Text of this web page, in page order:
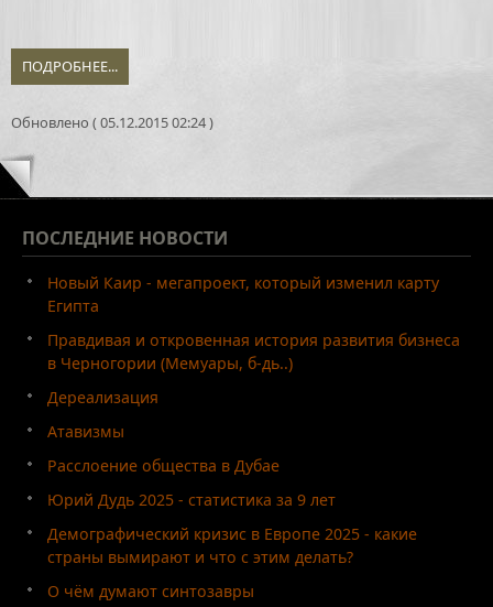
ПОДРОБНЕЕ...
Обновлено ( 05.12.2015 02:24 )
ПОСЛЕДНИЕ НОВОСТИ
Новый Каир - мегапроект, который изменил карту
Египта
Правдивая и откровенная история развития бизнеса
в Черногории (Мемуары, б-дь..)
Дереализация
Атавизмы
Расслоение общества в Дубае
Юрий Дудь 2025 - статистика за 9 лет
Демографический кризис в Европе 2025 - какие
страны вымирают и что с этим делать?
О чём думают синтозавры